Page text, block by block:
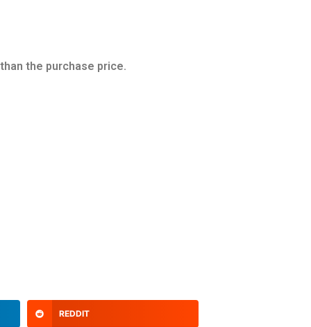
the purchase price.
REDDIT